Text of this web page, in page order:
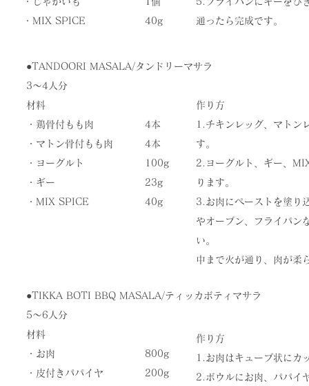
​・MIX SPICE
​40g
通ったら完成です。
●TANDOORI MASALA/タンドリーマサラ
3〜4人分
材料
・鶏骨付もも肉
・マトン骨付もも肉
・ヨーグルト
・ギー
​・MIX SPICE
4本
4本
100g
23g
​40g
作り方
1.チキンレッグ、マトン
す。
2.ヨーグルト、ギー、
ります。
3.お肉にペーストを塗り
やオーブン、フライパン
い。
中まで火が通り、肉が柔
●TIKKA BOTI BBQ MASALA/ティッカボティマサラ
5〜6人分
材料
・お肉
・皮付きパパイヤ
800g
200g
作り方
1.お肉はキューブ状にカ
2.ボウルにお肉、パパイ